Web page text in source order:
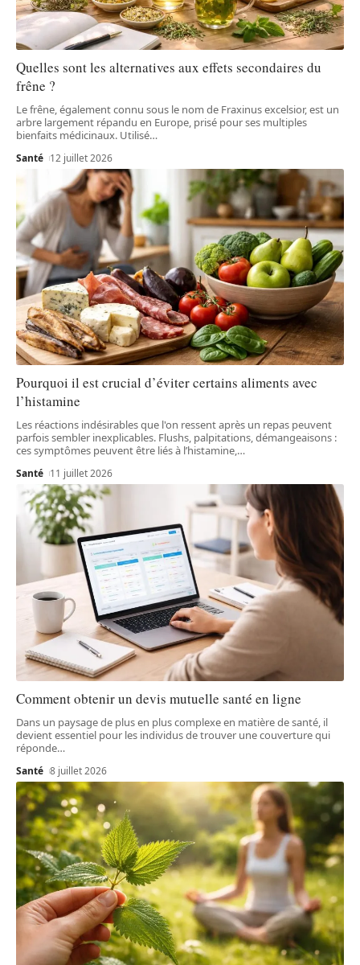
Quelles sont les alternatives aux effets secondaires du
frêne ?
Le frêne, également connu sous le nom de Fraxinus excelsior, est un
arbre largement répandu en Europe, prisé pour ses multiples
bienfaits médicinaux. Utilisé…
Santé 12 juillet 2026
Pourquoi il est crucial d’éviter certains aliments avec
l’histamine
Les réactions indésirables que l'on ressent après un repas peuvent
parfois sembler inexplicables. Flushs, palpitations, démangeaisons :
ces symptômes peuvent être liés à l’histamine,…
Santé 11 juillet 2026
Comment obtenir un devis mutuelle santé en ligne
Dans un paysage de plus en plus complexe en matière de santé, il
devient essentiel pour les individus de trouver une couverture qui
réponde…
Santé 8 juillet 2026